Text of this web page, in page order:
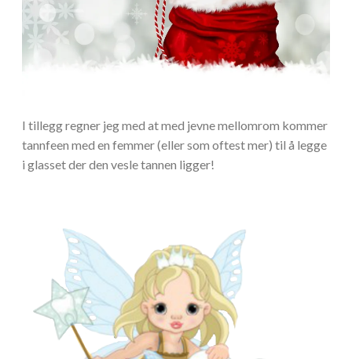
I tillegg regner jeg med at med jevne mellomrom kommer
tannfeen med en femmer (eller som oftest mer) til å legge
i glasset der den vesle tannen ligger!